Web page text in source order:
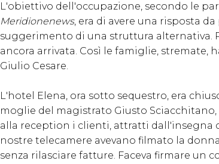
L'obiettivo dell'occupazione, secondo le
Meridionenews, era di avere una risposta
suggerimento di una struttura alternativa.
ancora arrivata. Così le famiglie, stremate,
Giulio Cesare.
L'hotel Elena, ora sotto sequestro, era
moglie del magistrato Giusto
alla reception i clienti, attratti dall'insegna
nostre telecamere avevano filmato la
senza rilasciare fatture. Faceva firmare un